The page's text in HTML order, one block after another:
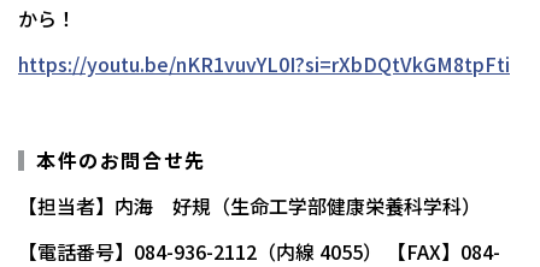
から！
https://youtu.be/nKR1vuvYL0I?si=rXbDQtVkGM8tpFti
本件のお問合せ先
【担当者】内海 好規（生命工学部健康栄養科学科）
【電話番号】084-936-2112（内線 4055） 【FAX】084-